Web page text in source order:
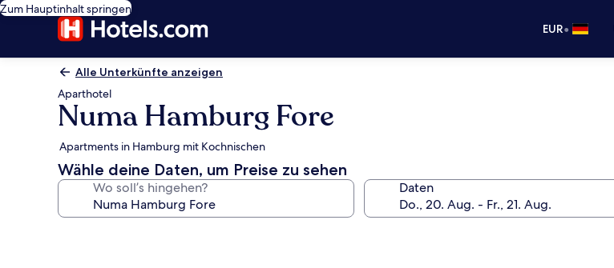
Zum Hauptinhalt springen
EUR•
Alle Unterkünfte anzeigen
Aparthotel
Numa Hamburg Fore
Apartments in Hamburg mit Kochnischen
Wähle deine Daten, um Preise zu sehen
Wo soll’s hingehen? Daten